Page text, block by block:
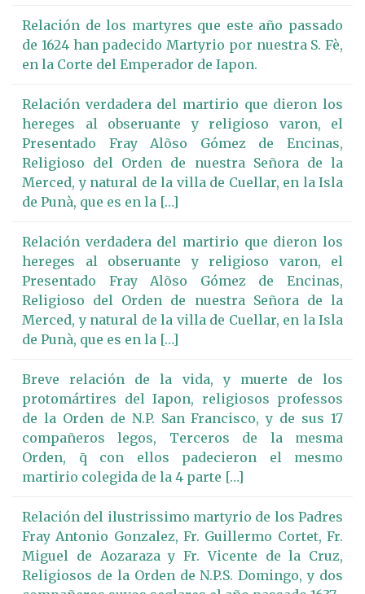
Relación de los martyres que este año passado
de 1624 han padecido Martyrio por nuestra S. Fè,
en la Corte del Emperador de Iapon.
Relación verdadera del martirio que dieron los
hereges al obseruante y religioso varon, el
Presentado Fray Alõso Gómez de Encinas,
Religioso del Orden de nuestra Señora de la
Merced, y natural de la villa de Cuellar, en la Isla
de Punà, que es en la […]
Relación verdadera del martirio que dieron los
hereges al obseruante y religioso varon, el
Presentado Fray Alõso Gómez de Encinas,
Religioso del Orden de nuestra Señora de la
Merced, y natural de la villa de Cuellar, en la Isla
de Punà, que es en la […]
Breve relación de la vida, y muerte de los
protomártires del Iapon, religiosos professos
de la Orden de N.P. San Francisco, y de sus 17
compañeros legos, Terceros de la mesma
Orden, q̄ con ellos padecieron el mesmo
martirio colegida de la 4 parte […]
Relación del ilustrissimo martyrio de los Padres
Fray Antonio Gonzalez, Fr. Guillermo Cortet, Fr.
Miguel de Aozaraza y Fr. Vicente de la Cruz,
Religiosos de la Orden de N.P.S. Domingo, y dos